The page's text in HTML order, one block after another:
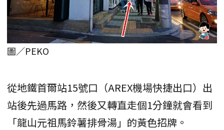
圖／PEKO
從地鐵首爾站15號口（AREX機場快捷出口）出
站後先過馬路，然後又轉直走個1分鐘就會看到
「龍山元祖馬鈴薯排骨湯」的黃色招牌。